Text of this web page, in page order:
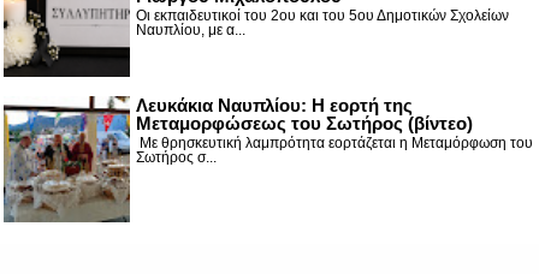
Οι εκπαιδευτικοί του 2ου και του 5ου Δημοτικών Σχολείων
Ναυπλίου, με α...
Λευκάκια Ναυπλίου: Η εορτή της
Μεταμορφώσεως του Σωτήρος (βίντεο)
Με θρησκευτική λαμπρότητα εορτάζεται η Μεταμόρφωση του
Σωτήρος σ...